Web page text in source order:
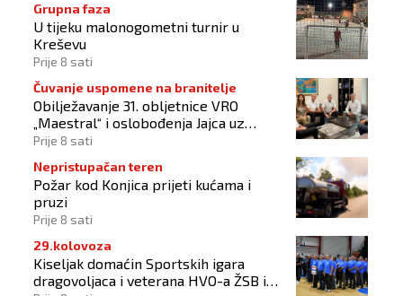
Grupna faza
U tijeku malonogometni turnir u
Kreševu
Prije 8 sati
Čuvanje uspomene na branitelje
Obilježavanje 31. obljetnice VRO
„Maestral“ i oslobođenja Jajca uz
pokroviteljstvo HNS-a BiH
Prije 8 sati
Nepristupačan teren
Požar kod Konjica prijeti kućama i
pruzi
Prije 8 sati
29.kolovoza
Kiseljak domaćin Sportskih igara
dragovoljaca i veterana HVO-a ŽSB i